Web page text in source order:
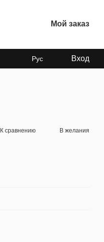
Мой заказ
Рус Вход
К сравнению В желания